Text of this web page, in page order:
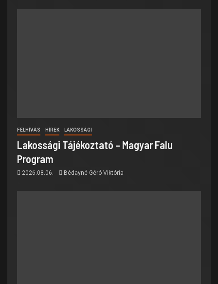
FELHÍVÁS HÍREK LAKOSSÁGI
Lakossági Tájékoztató – Magyar Falu
Program
2026.08.06. Bédayné Géró Viktória